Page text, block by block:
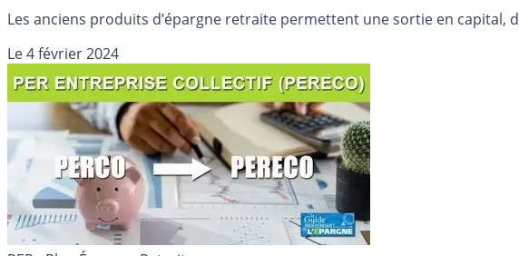
Les anciens produits d’épargne retraite permettent une sortie en capital,
Le4 février 2024